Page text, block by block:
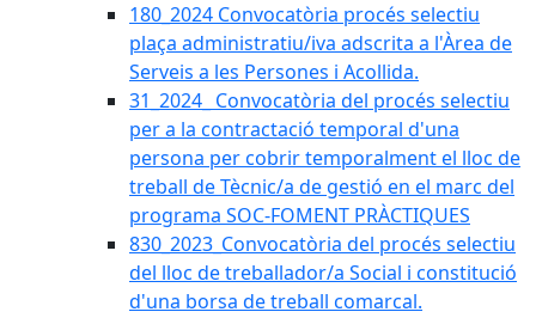
180_2024 Convocatòria procés selectiu
plaça administratiu/iva adscrita a l'Àrea de
Serveis a les Persones i Acollida.
31_2024_ Convocatòria del procés selectiu
per a la contractació temporal d'una
persona per cobrir temporalment el lloc de
treball de Tècnic/a de gestió en el marc del
programa SOC-FOMENT PRÀCTIQUES
830_2023_Convocatòria del procés selectiu
del lloc de treballador/a Social i constitució
d'una borsa de treball comarcal.